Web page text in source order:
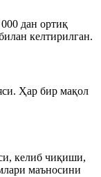
дан ортиқ
келтирилган.
Ҳар бир мақол
келиб чиқиши,
маъносини